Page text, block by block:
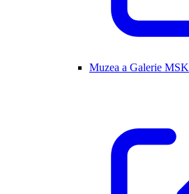
Muzea a Galerie MSK